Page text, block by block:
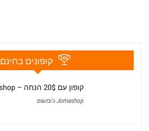
קופונים בחינם
קופון עם 20$ הנחה – Jomashop ג'ומשופ
Jomashop ג'ומשופ